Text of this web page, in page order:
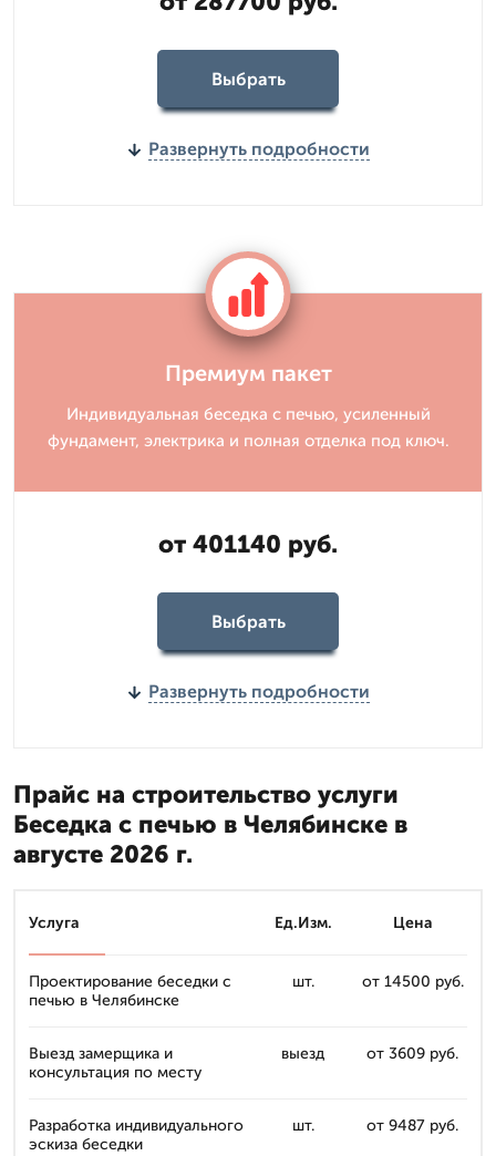
Выбрать
Развернуть подробности
Премиум пакет
Индивидуальная беседка с печью, усиленный
фундамент, электрика и полная отделка под ключ.
от 401140 руб.
Выбрать
Развернуть подробности
Прайс на строительство услуги
Беседка с печью в Челябинске в
августе 2026 г.
Услуга Ед.Изм. Цена
Проектирование беседки с
печью в Челябинске
шт. от 14500 руб.
Выезд замерщика и
консультация по месту
выезд от 3609 руб.
Разработка индивидуального
эскиза беседки
шт. от 9487 руб.